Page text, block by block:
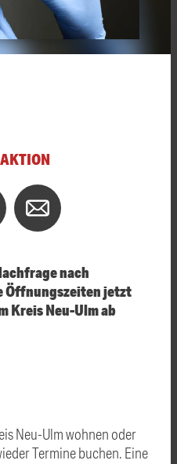
nach
Öffnungszeiten jetzt
Kreis Neu-Ulm ab
Neu-Ulm wohnen oder
Termine buchen. Eine